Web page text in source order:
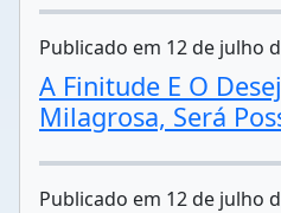
Publicado em 12 de julho
A Finitude E O
Milagrosa, Será
Publicado em 12 de julho